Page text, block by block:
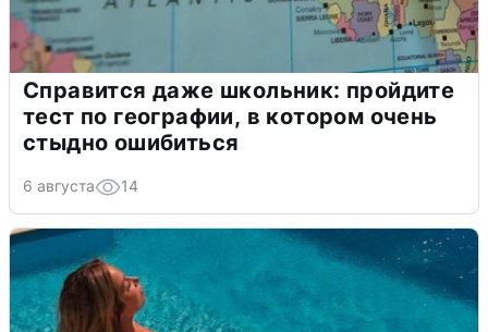
Справится даже школьник: пройдите
тест по географии, в котором очень
стыдно ошибиться
6 августа 14